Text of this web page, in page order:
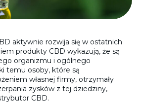
aktywnie rozwija się w ostatnich
produkty CBD wykazują, że są
organizmu i ogólnego
temu osoby, które są
własnej firmy, otrzymały
zysków z tej dziedziny,
CBD.